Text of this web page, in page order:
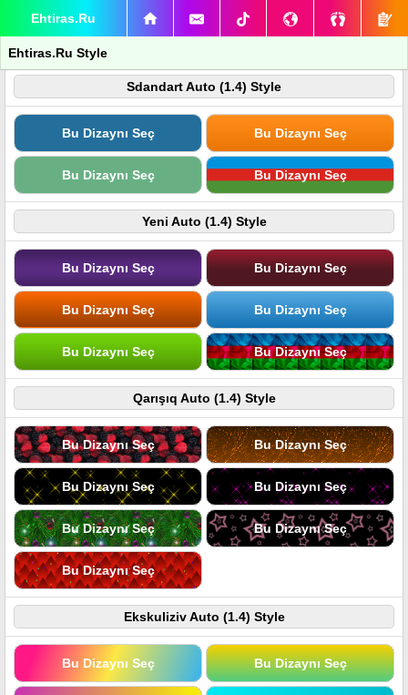
Ehtiras.Ru
Ehtiras.Ru Style
Sdandart Auto (1.4) Style
Bu Dizaynı Seç Bu Dizaynı Seç
Bu Dizaynı Seç Bu Dizaynı Seç
Yeni Auto (1.4) Style
Bu Dizaynı Seç Bu Dizaynı Seç
Bu Dizaynı Seç Bu Dizaynı Seç
Bu Dizaynı Seç Bu Dizaynı Seç
Qarışıq Auto (1.4) Style
Bu Dizaynı Seç Bu Dizaynı Seç
Bu Dizaynı Seç Bu Dizaynı Seç
Bu Dizaynı Seç Bu Dizaynı Seç
Bu Dizaynı Seç
Ekskuliziv Auto (1.4) Style
Bu Dizaynı Seç Bu Dizaynı Seç